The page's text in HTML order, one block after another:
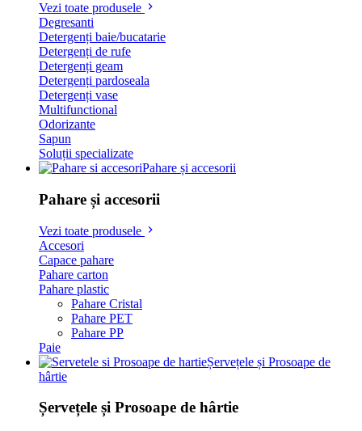
Vezi toate produsele
Degresanti
Detergenți baie/bucatarie
Detergenți de rufe
Detergenți geam
Detergenți pardoseala
Detergenți vase
Multifunctional
Odorizante
Sapun
Soluții specializate
Pahare și accesorii
Pahare și accesorii
Vezi toate produsele
Accesori
Capace pahare
Pahare carton
Pahare plastic
Pahare Cristal
Pahare PET
Pahare PP
Paie
Șervețele și Prosoape de
hârtie
Șervețele și Prosoape de hârtie